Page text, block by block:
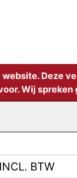
Deze
Wij spreken
BTW